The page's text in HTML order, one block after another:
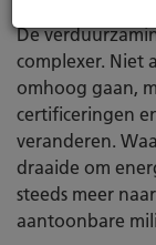
De
complexer. Niet
omhoog gaan,
certificeringen
veranderen.
draaide om
steeds meer
aantoonbare